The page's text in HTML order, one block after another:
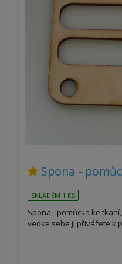
Spona -
SKLADEM 1 KS
Spona - pomůcka ke
vedke sebe ji přivážete k